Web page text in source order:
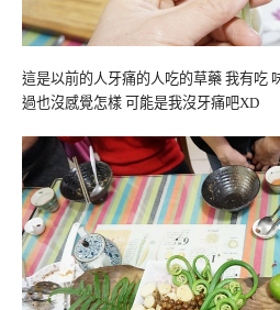
這是以前的人牙痛的人吃的草藥 我有吃
過也沒感覺怎樣 可能是我沒牙痛吧XD